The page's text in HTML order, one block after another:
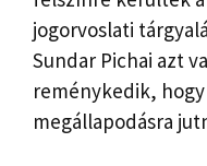
jogorvoslati
Sundar Pichai azt
reménykedik,
megállapodásra